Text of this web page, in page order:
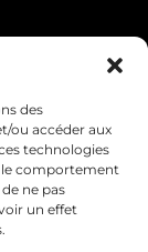
des
ou accéder aux
technologies
le comportement
ne pas
un effet
retour